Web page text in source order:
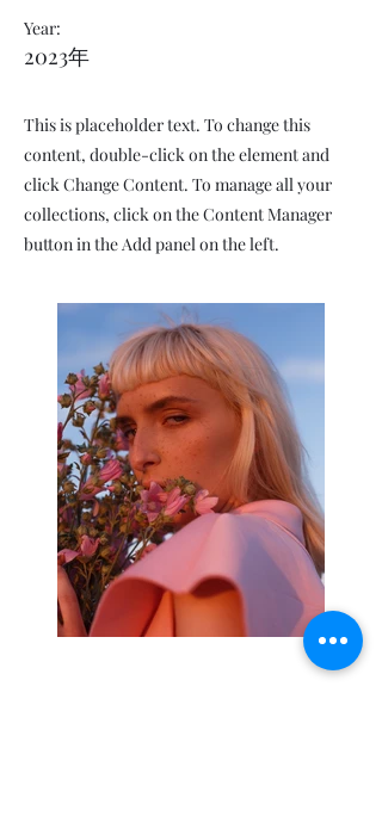
Year:
2023年
This is placeholder text. To change this
content, double-click on the element and
click Change Content. To manage all your
collections, click on the Content Manager
button in the Add panel on the left.